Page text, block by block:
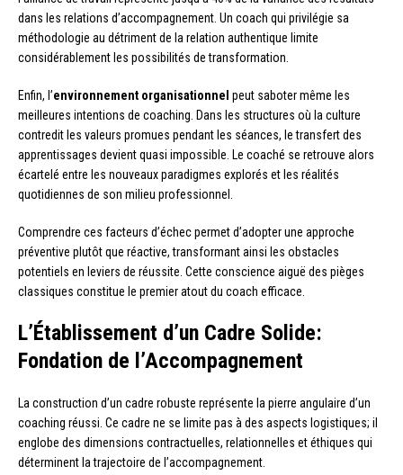
dans les relations d’accompagnement. Un coach qui privilégie sa
méthodologie au détriment de la relation authentique limite
considérablement les possibilités de transformation.
Enfin, l’environnement organisationnel peut saboter même les
meilleures intentions de coaching. Dans les structures où la culture
contredit les valeurs promues pendant les séances, le transfert des
apprentissages devient quasi impossible. Le coaché se retrouve alors
écartelé entre les nouveaux paradigmes explorés et les réalités
quotidiennes de son milieu professionnel.
Comprendre ces facteurs d’échec permet d’adopter une approche
préventive plutôt que réactive, transformant ainsi les obstacles
potentiels en leviers de réussite. Cette conscience aiguë des pièges
classiques constitue le premier atout du coach efficace.
L’Établissement d’un Cadre Solide:
Fondation de l’Accompagnement
La construction d’un cadre robuste représente la pierre angulaire d’un
coaching réussi. Ce cadre ne se limite pas à des aspects logistiques; il
englobe des dimensions contractuelles, relationnelles et éthiques qui
déterminent la trajectoire de l’accompagnement.